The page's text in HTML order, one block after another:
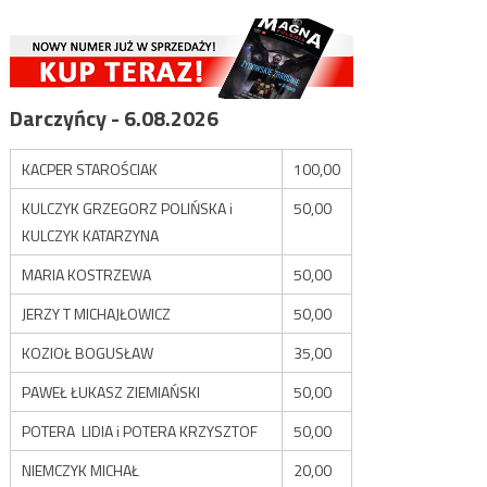
Darczyńcy - 6.08.2026
KACPER STAROŚCIAK
100,00
KULCZYK GRZEGORZ POLIŃSKA i
KULCZYK KATARZYNA
50,00
MARIA KOSTRZEWA
50,00
JERZY T MICHAJŁOWICZ
50,00
KOZIOŁ BOGUSŁAW
35,00
PAWEŁ ŁUKASZ ZIEMIAŃSKI
50,00
POTERA LIDIA i POTERA KRZYSZTOF
50,00
NIEMCZYK MICHAŁ
20,00